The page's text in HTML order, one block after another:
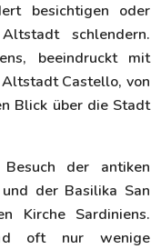
besichtigen oder
schlendern.
beeindruckt mit
Castello, von
Blick über die Stadt
der antiken
der Basilika San
Kirche Sardiniens.
oft nur wenige